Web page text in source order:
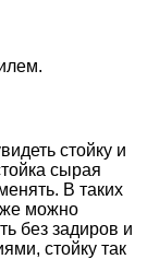
стойку и
сырая
В таких
же можно
без задиров и
стойку так